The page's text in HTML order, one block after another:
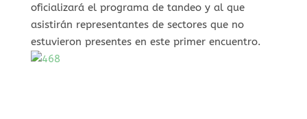
oficializará el programa de tandeo y al que
asistirán representantes de sectores que no
estuvieron presentes en este primer encuentro.